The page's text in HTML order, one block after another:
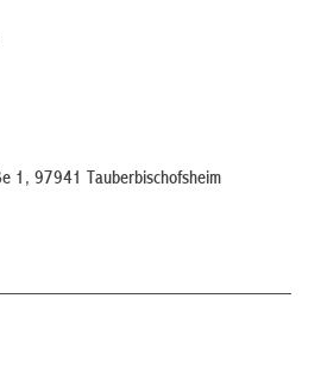
1, 97941 Tauberbischofsheim